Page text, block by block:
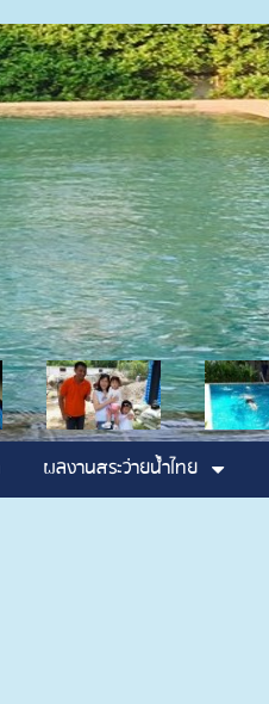
5525323
ผลงานสระว่ายน้ำไทย